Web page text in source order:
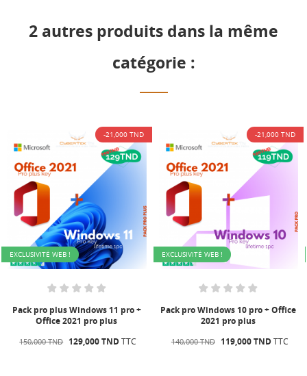
2 autres produits dans la même
catégorie :
pro +
TTC
-21,000 TND
EXCLUSIVITÉ WEB !
Pack pro Windows 10 pro + Office
2021 pro plus
140,000 TND 119,000 TND TTC
-
EXCLUSIVITÉ WEB !
Pack pro plus Windows 11
Office 2021 pro plus
150,000 TND 129,000 TND